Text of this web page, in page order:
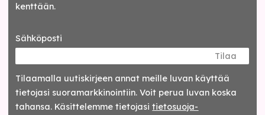
kenttään.
Sähköposti
Tilaa
Tilaamalla uutis­kirjeen annat meille luvan käyttää
tietojasi suora­markkinointiin. Voit perua luvan koska
tahansa. Käsittelemme tietojasitieto­suoja­